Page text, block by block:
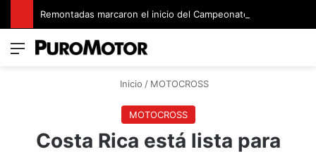
Menú
Inicio / MOTOCROSS
MOTOCROSS
Costa Rica está lista para